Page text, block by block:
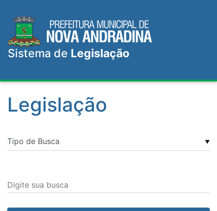
Sistema de Legislação
Legislação
▼
Digite sua busca